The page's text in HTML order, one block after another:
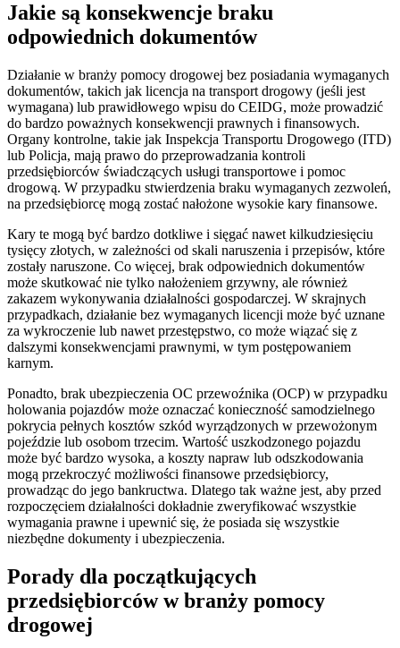
Jakie są konsekwencje braku
odpowiednich dokumentów
Działanie w branży pomocy drogowej bez posiadania wymaganych
dokumentów, takich jak licencja na transport drogowy (jeśli jest
wymagana) lub prawidłowego wpisu do CEIDG, może prowadzić
do bardzo poważnych konsekwencji prawnych i finansowych.
Organy kontrolne, takie jak Inspekcja Transportu Drogowego (ITD)
lub Policja, mają prawo do przeprowadzania kontroli
przedsiębiorców świadczących usługi transportowe i pomoc
drogową. W przypadku stwierdzenia braku wymaganych zezwoleń,
na przedsiębiorcę mogą zostać nałożone wysokie kary finansowe.
Kary te mogą być bardzo dotkliwe i sięgać nawet kilkudziesięciu
tysięcy złotych, w zależności od skali naruszenia i przepisów, które
zostały naruszone. Co więcej, brak odpowiednich dokumentów
może skutkować nie tylko nałożeniem grzywny, ale również
zakazem wykonywania działalności gospodarczej. W skrajnych
przypadkach, działanie bez wymaganych licencji może być uznane
za wykroczenie lub nawet przestępstwo, co może wiązać się z
dalszymi konsekwencjami prawnymi, w tym postępowaniem
karnym.
Ponadto, brak ubezpieczenia OC przewoźnika (OCP) w przypadku
holowania pojazdów może oznaczać konieczność samodzielnego
pokrycia pełnych kosztów szkód wyrządzonych w przewożonym
pojeździe lub osobom trzecim. Wartość uszkodzonego pojazdu
może być bardzo wysoka, a koszty napraw lub odszkodowania
mogą przekroczyć możliwości finansowe przedsiębiorcy,
prowadząc do jego bankructwa. Dlatego tak ważne jest, aby przed
rozpoczęciem działalności dokładnie zweryfikować wszystkie
wymagania prawne i upewnić się, że posiada się wszystkie
niezbędne dokumenty i ubezpieczenia.
Porady dla początkujących
przedsiębiorców w branży pomocy
drogowej